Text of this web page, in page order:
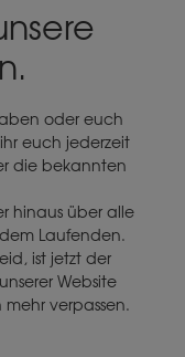
oder euch
euch jederzeit
die bekannten
hinaus über alle
Laufenden.
ist jetzt der
Website
verpassen.